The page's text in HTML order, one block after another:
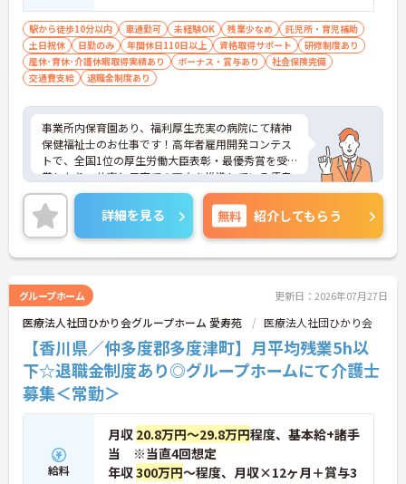
駅から徒歩10分以内 車通勤可 未経験OK 残業少なめ
託児所・育児補助
土日祝休
日勤のみ 年間休日110日以上 資格取得サポート
研修制度あり
産休･育休･介護休暇取得実績あり
ボーナス・賞与あり
社会保険完備
交通費支給
退職金制度あり
事業所内保育園あり、福利厚生充実の病院にて精神
保健福祉士のお仕事です！高年者雇用開発コンテス
トで、全国1位の厚生労働大臣表彰・最優秀賞を受
賞したり、仕事と子育ての両立を推進している優良
な「子育てサポート企業」としてプラチナくるみん
の認定を受けた法人なので安心して働いていただけ
ると思います♪土日祝がお休み、年間休日140日以
上あり、ワークライフバランスも重視できます。
ご興味ある方には、面接対策ポイントなど、さらに
い！
詳細を見る 無料 紹介してもらう
グループホーム 更新日：2026年07月27日
医療法人社団ひかり会グループホーム 愛寿苑 医療法人社団ひかり会
【香川県／仲多度郡多度津町】月平均残業5h以
下☆退職金制度あり◎グループホームにて介護士
募集＜常勤＞
給料
月収 20.8万円～29.8万円程度、基本給+諸手
当 ※当直4回想定
年収300万円～程度、月収×12ヶ月＋賞与3